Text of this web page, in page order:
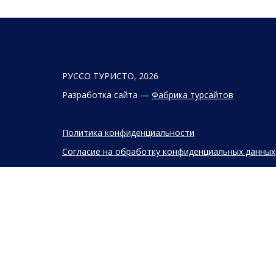
РУССО ТУРИСТО, 2026
Разработка сайта — Фабрика турсайтов
Политика конфиденциальности
Согласие на обработку конфиденциальных данных
Старый сайт